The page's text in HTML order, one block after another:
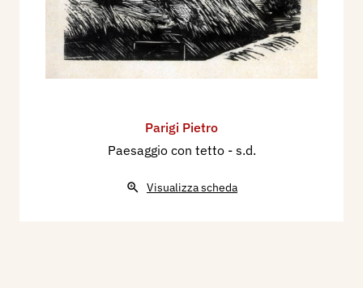
Parigi Pietro
Paesaggio con tetto - s.d.
Visualizza scheda